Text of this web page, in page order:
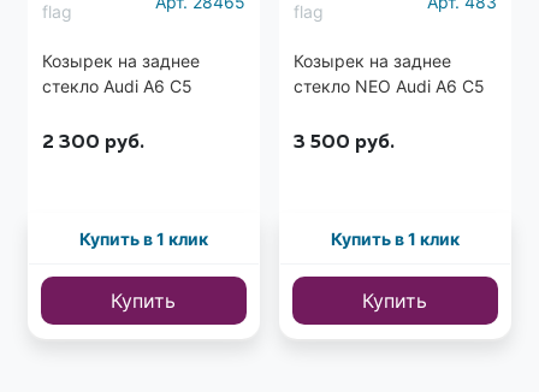
Козырек на заднее
стекло Audi A6 C5
2 300 руб.
Купить в 1 клик
Купить
Козырек на заднее
стекло NEO Audi A6 C5
3 500 руб.
Купить в 1 клик
Купить